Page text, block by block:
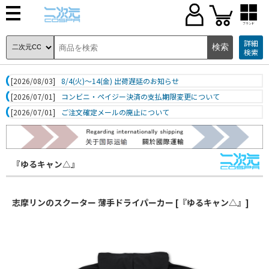
ブランド
詳細
検索
[2026/08/03]
8/4(火)～14(金) 出荷遅延のお知らせ
[2026/07/01]
コンビニ・ペイジー決済の支払期限変更について
[2026/07/01]
ご注文確定メールの廃止について
『ゆるキャン△』
志摩リンのスクーター 薄手ドライパーカー [『ゆるキャン△』]